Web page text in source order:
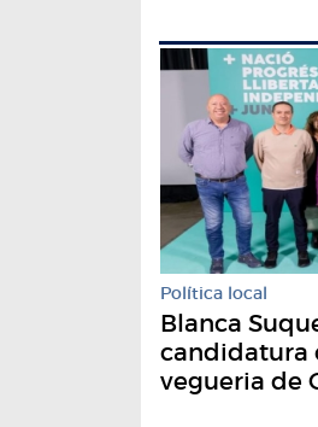
Política local
Blanca
candidatura
vegueria de